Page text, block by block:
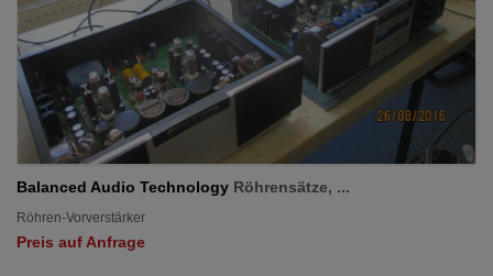
Balanced Audio Technology Röhrensätze, ...
Röhren-Vorverstärker
Preis auf Anfrage